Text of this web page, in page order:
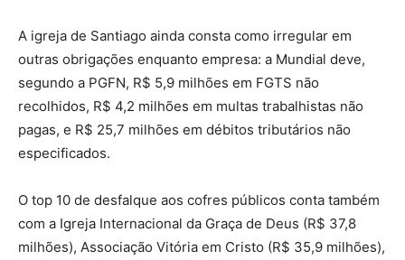
A igreja de Santiago ainda consta como irregular em
outras obrigações enquanto empresa: a Mundial deve,
segundo a PGFN, R$ 5,9 milhões em FGTS não
recolhidos, R$ 4,2 milhões em multas trabalhistas não
pagas, e R$ 25,7 milhões em débitos tributários não
especificados.
O top 10 de desfalque aos cofres públicos conta também
com a Igreja Internacional da Graça de Deus (R$ 37,8
milhões), Associação Vitória em Cristo (R$ 35,9 milhões),